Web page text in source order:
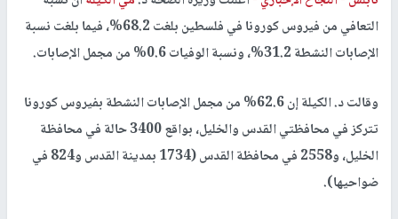
التعافي من فيروس كورونا في فلسطين بلغت 68.2%، فيما بلغت نسبة
الإصابات النشطة 31.2%، ونسبة الوفيات 0.6% من مجمل الإصابات.
وقالت د. الكيلة إن 62.6% من مجمل الإصابات النشطة بفيروس كورونا
تتركز في محافظتي القدس والخليل، بواقع 3400 حالة في محافظة
الخليل، و2558 في محافظة القدس (1734 بمدينة القدس و824 في
ضواحيها).